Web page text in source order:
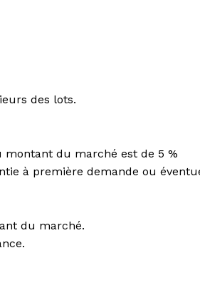
des lots.
du marché est de 5 %
à première demande ou
du marché.